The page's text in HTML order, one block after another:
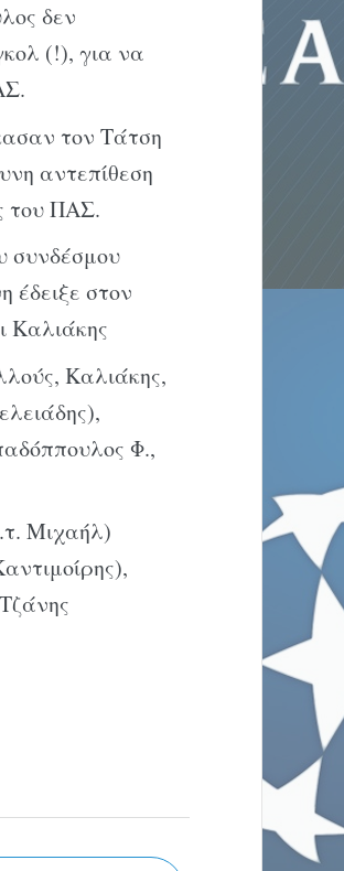
δεν
(!), για να
τον Τάτση
αντεπίθεση
του ΠΑΣ.
συνδέσμου
έδειξε στον
Καλιάκης
Καλιάκης,
Φ.,
Μιχαήλ)